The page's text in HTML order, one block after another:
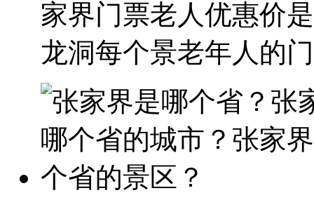
家界门票老人优惠价
龙洞每个景老年人的